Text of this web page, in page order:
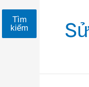
Tìm
kiếm